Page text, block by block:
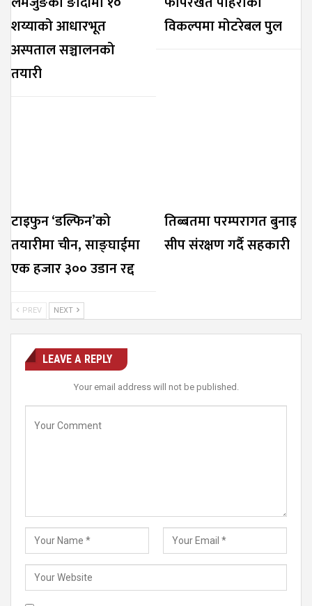
शय्याको आधारभूत
अस्पताल सञ्चालनको
तयारी
विकल्पमा मोटरेबल पुल
टाइफुन ‘डल्फिन’को
तयारीमा चीन, साङ्घाईमा
एक हजार ३०० उडान रद्द
तिब्बतमा परम्परागत बुनाइ
सीप संरक्षण गर्दै सहकारी
PREV NEXT
LEAVE A REPLY
Your email address will not be published.